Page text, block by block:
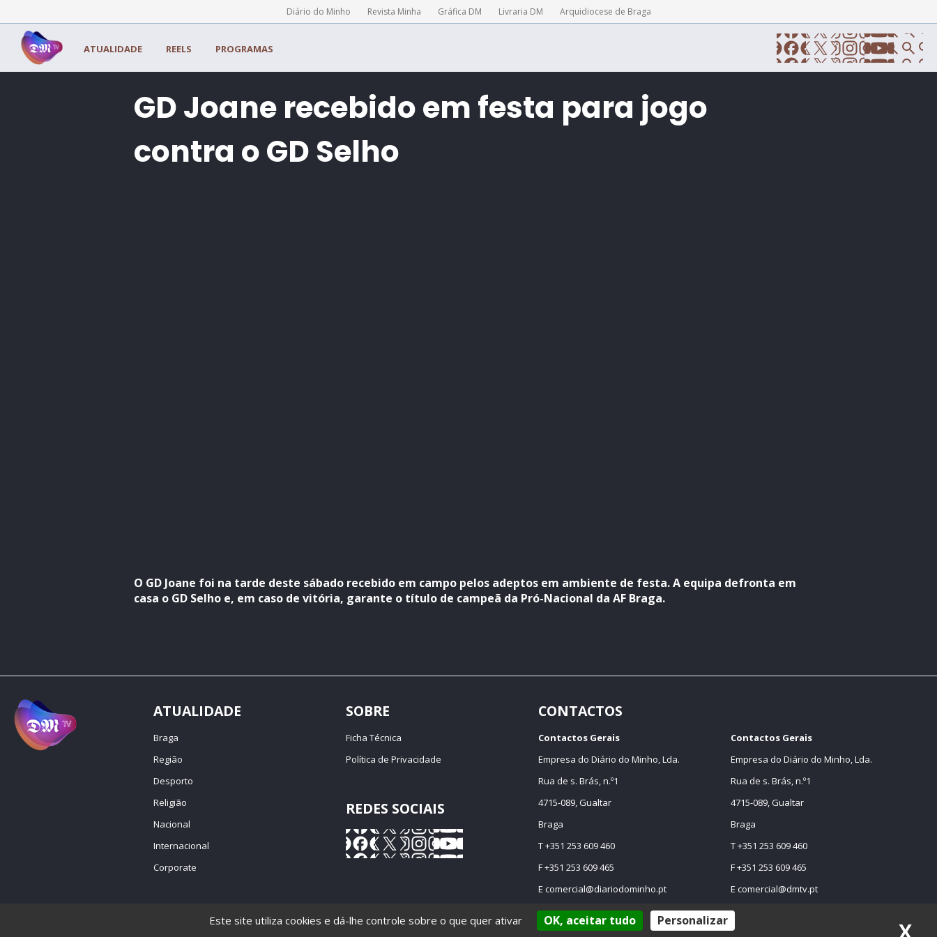
Diário do Minho Revista Minha Gráfica DM Livraria DM Arquidiocese de Braga
ATUALIDADE REELS PROGRAMAS
GD Joane recebido em festa para jogo
contra o GD Selho
O GD Joane foi na tarde deste sábado recebido em campo pelos adeptos em ambiente de festa. A equipa defronta em
casa o GD Selho e, em caso de vitória, garante o título de campeã da Pró-Nacional da AF Braga.
ATUALIDADE
Braga
Região
Desporto
Religião
Nacional
Internacional
Corporate
SOBRE
Ficha Técnica
Política de Privacidade
REDES SOCIAIS
CONTACTOS
Contactos Gerais
Empresa do Diário do Minho, Lda.
Rua de s. Brás, n.º1
4715-089, Gualtar
Braga
T +351 253 609 460
F +351 253 609 465
E comercial@diariodominho.pt
Contactos Gerais
Empresa do Diário do Minho, Lda.
Rua de s. Brás, n.º1
4715-089, Gualtar
Braga
T +351 253 609 460
F +351 253 609 465
E comercial@dmtv.pt
E
Este site utiliza cookies e dá-lhe controle sobre o que quer ativar OK, aceitar tudo Personalizar X